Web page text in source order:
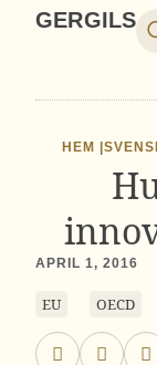
GERGILS
HEM |
APRIL 1, 2016
EU OECD